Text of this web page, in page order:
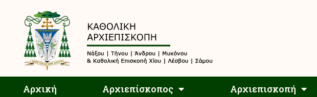
Αρχική Αρχιεπίσκοπος Αρχιεπισκοπή